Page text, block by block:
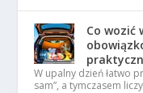
Co wozić
W upalny dzień łatwo
sam”, a tymczasem